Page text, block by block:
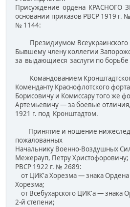
Присуждение ордена КРАСНОГО
основании приказов РВСР 1919 г.
№ 1144:
Президиумом Всеукраинского
Бывшему члену коллегии
за выдающиеся заслуги по
Командованием
Коменданту Краснофлотского
Борисовичу и Комиссару того же
Артемьевичу — за боевые
1921 г. под Кронштадтом.
Принятие и ношение
пожалованных
Начальнику Военно-Воздушных
Межерауп, Петру Христофоровичу;
PBСP 1922 г. № 2689:
от ЦИК'а Хорезма — знака Ордена
Хорезма;
от Всебухарского ЦИК'а — знака
2-й степени;